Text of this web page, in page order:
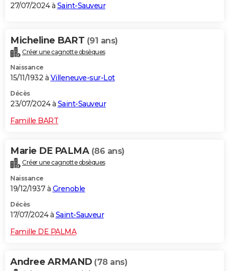
27/07/2024 à Saint-Sauveur
Micheline BART (91 ans)
Créer une cagnotte obsèques
Naissance
15/11/1932 à Villeneuve-sur-Lot
Décès
23/07/2024 à Saint-Sauveur
Famille BART
Marie DE PALMA (86 ans)
Créer une cagnotte obsèques
Naissance
19/12/1937 à Grenoble
Décès
17/07/2024 à Saint-Sauveur
Famille DE PALMA
Andree ARMAND (78 ans)